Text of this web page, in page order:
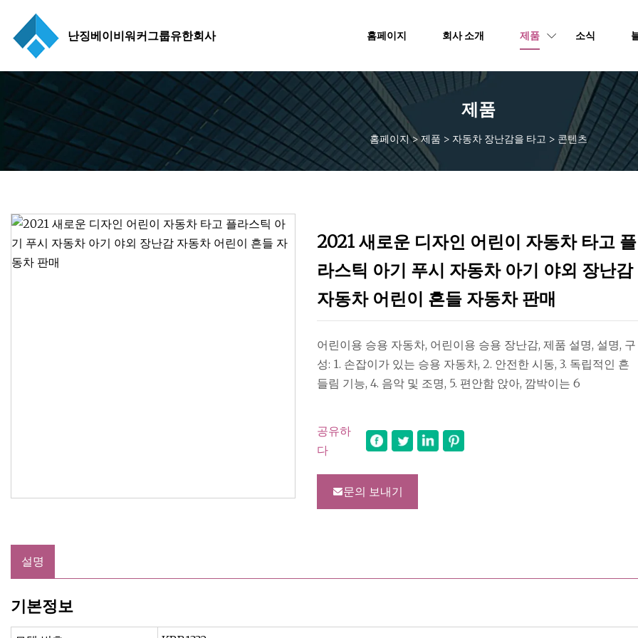
난징베이비워커그룹유한회사 홈페이지 회사 소개 제품 소식
제품
홈페이지>제품 > 자동차 장난감을 타고 > 콘텐츠
2021 새로운 디자인 어린이 자동차 타고 플
라스틱 아기 푸시 자동차 아기 야외 장난감
자동차 어린이 흔들 자동차 판매
어린이용 승용 자동차, 어린이용 승용 장난감, 제품 설명, 설명, 구
성: 1. 손잡이가 있는 승용 자동차, 2. 안전한 시동, 3. 독립적인 흔
들림 기능, 4. 음악 및 조명, 5. 편안함 앉아, 깜박이는 6
공유하
다
문의 보내기
설명
기본정보